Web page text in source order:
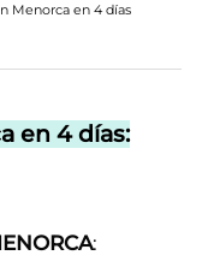
Menorca en 4 días
en 4 días:
: